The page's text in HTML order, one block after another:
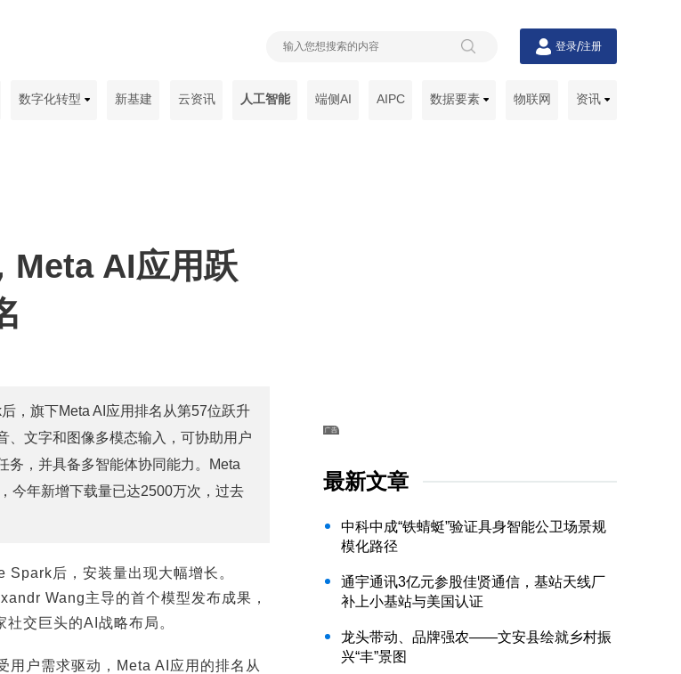
登录/注册
数字化转型 新基建 云资讯 人工智能 端侧AI AIPC 数据要素 物联网 资讯
Meta AI应用跃
，旗下Meta AI应用排名从第57位跃升
、文字和图像多模态输入，可协助用户
务，并具备多智能体协同能力。Meta
今年新增下载量已达2500万次，过去
后，安装量出现大幅增长。
Wang主导的首个模型发布成果，
交巨头的AI战略布局。
户需求驱动，Meta AI应用的排名从
最新文章
中科中成“铁蜻蜓”验证具身智能公卫场景规
模化路径
通宇通讯3亿元参股佳贤通信，基站天线厂
补上小基站与美国认证
龙头带动、品牌强农——文安县绘就乡村振
兴“丰”景图